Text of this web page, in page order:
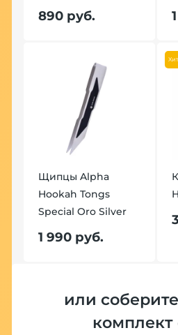
890 руб.
Щипцы Alpha
Hookah Tongs
Special Oro Silver
1 990 руб.
или
комплект